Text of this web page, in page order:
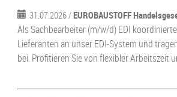
31.07.2026 /EUROBAUSTOFF
Als Sachbearbeiter (m/w/d) EDI
Lieferanten an unser EDI-System und
bei. Profitieren Sie von flexibler Arbeitszeit